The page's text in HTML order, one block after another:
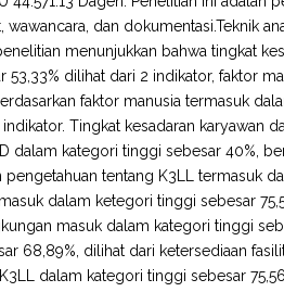
dan dokumentasi.Teknik
menunjukkan bahwa tingkat
dilihat dari 2 indikator, faktor
faktor manusia termasuk
Tingkat kesadaran karyawan
dalam kategori tinggi sebesar 40%,
pengetahuan tentang K3LL termasuk
dalam ketegori tinggi sebesar
masuk dalam kategori tinggi
68,89%, dilihat dari ketersediaan
dalam kategori tinggi sebesar